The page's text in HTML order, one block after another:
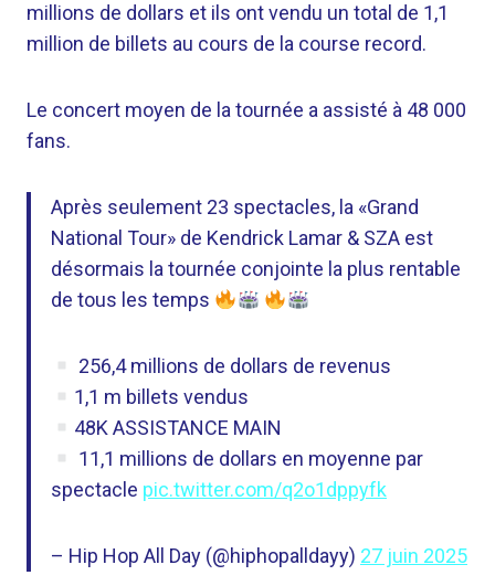
millions de dollars et ils ont vendu un total de 1,1
million de billets au cours de la course record.
Le concert moyen de la tournée a assisté à 48 000
fans.
Après seulement 23 spectacles, la «Grand
National Tour» de Kendrick Lamar & SZA est
désormais la tournée conjointe la plus rentable
de tous les temps
256,4 millions de dollars de revenus
1,1 m billets vendus
48K ASSISTANCE MAIN
11,1 millions de dollars en moyenne par
spectacle pic.twitter.com/q2o1dppyfk
– Hip Hop All Day (@hiphopalldayy) 27 juin 2025